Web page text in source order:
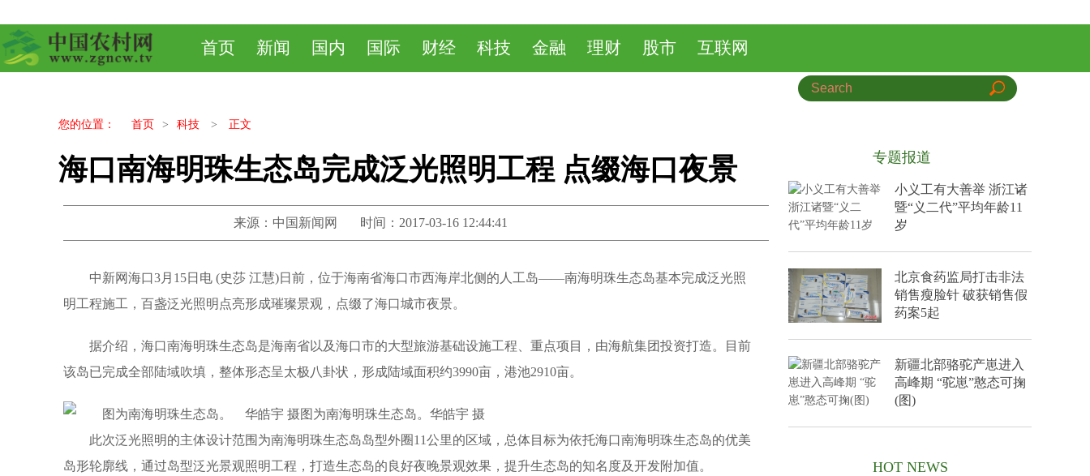
首页 新闻 国内 国际 财经 科技 金融 理财 股市 互联网
您的位置： 首页 > 科技 > 正文
海口南海明珠生态岛完成泛光照明工程 点缀海口夜景
来源：中国新闻网 时间：2017-03-16 12:44:41
中新网海口3月15日电 (史莎 江慧)日前，位于海南省海口市西海岸北侧的人工岛——南海明珠生态岛基本完成泛光照
明工程施工，百盏泛光照明点亮形成璀璨景观，点缀了海口城市夜景。
据介绍，海口南海明珠生态岛是海南省以及海口市的大型旅游基础设施工程、重点项目，由海航集团投资打造。目前
该岛已完成全部陆域吹填，整体形态呈太极八卦状，形成陆域面积约3990亩，港池2910亩。
图为南海明珠生态岛。华皓宇 摄
此次泛光照明的主体设计范围为南海明珠生态岛岛型外圈11公里的区域，总体目标为依托海口南海明珠生态岛的优美
岛形轮廓线，通过岛型泛光景观照明工程，打造生态岛的良好夜晚景观效果，提升生态岛的知名度及开发附加值。
专题报道
小义工有大善举 浙江诸
暨“义二代”平均年龄11
岁
北京食药监局打击非法
销售瘦脸针 破获销售假
药案5起
新疆北部骆驼产崽进入
高峰期 “驼崽”憨态可掬
(图)
HOT NEWS